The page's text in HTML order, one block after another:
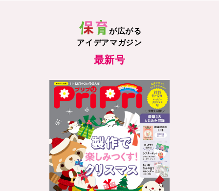
が広がる
アイデアマガジン
最新号